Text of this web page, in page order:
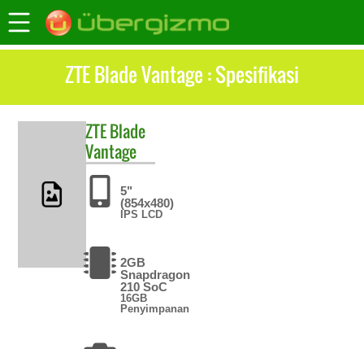
ZTE Blade Vantage : Spesifikasi
ZTEBlade
Vantage
5"
(854x480)
IPS LCD
2GB
Snapdragon
210 SoC
16GB
Penyimpanan